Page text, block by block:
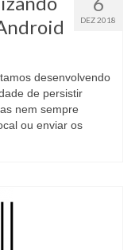
DEZ 2018
desenvolvendo
de persistir
nem sempre
ou enviar os